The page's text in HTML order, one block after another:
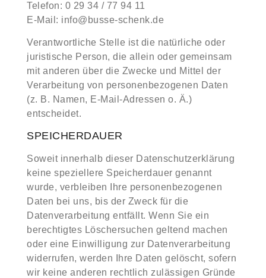
Telefon: 0 29 34 / 77 94 11
E-Mail: info@busse-schenk.de
Verantwortliche Stelle ist die natürliche oder
juristische Person, die allein oder gemeinsam
mit anderen über die Zwecke und Mittel der
Verarbeitung von personenbezogenen Daten
(z. B. Namen, E-Mail-Adressen o. Ä.)
entscheidet.
SPEICHERDAUER
Soweit innerhalb dieser Datenschutzerklärung
keine speziellere Speicherdauer genannt
wurde, verbleiben Ihre personenbezogenen
Daten bei uns, bis der Zweck für die
Datenverarbeitung entfällt. Wenn Sie ein
berechtigtes Löschersuchen geltend machen
oder eine Einwilligung zur Datenverarbeitung
widerrufen, werden Ihre Daten gelöscht, sofern
wir keine anderen rechtlich zulässigen Gründe